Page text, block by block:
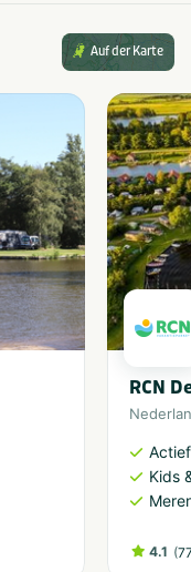
Auf der Karte
RCN
Kids
4.1 (